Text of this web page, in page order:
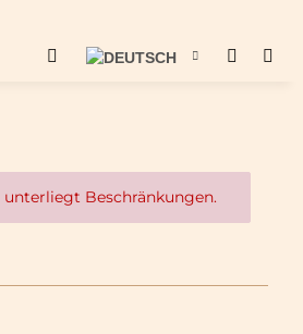
Beschränkungen.